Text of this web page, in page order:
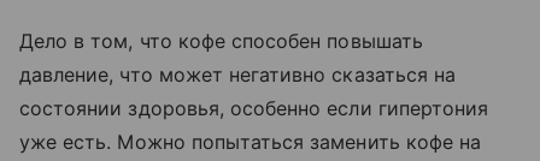
Дело в том, что кофе способен повышать
давление, что может негативно сказаться на
состоянии здоровья, особенно если гипертония
уже есть. Можно попытаться заменить кофе на